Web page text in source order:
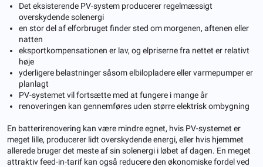
Det eksisterende PV-system producerer regelmæssigt
overskydende solenergi
en stor del af elforbruget finder sted om morgenen, aftenen eller
natten
eksportkompensationen er lav, og elpriserne fra nettet er relativt
høje
yderligere belastninger såsom elbilopladere eller varmepumper er
planlagt
PV-systemet vil fortsætte med at fungere i mange år
renoveringen kan gennemføres uden større elektrisk ombygning
En batterirenovering kan være mindre egnet, hvis PV-systemet er
meget lille, producerer lidt overskydende energi, eller hvis hjemmet
allerede bruger det meste af sin solenergi i løbet af dagen. En meget
attraktiv feed-in-tarif kan også reducere den økonomiske fordel ved